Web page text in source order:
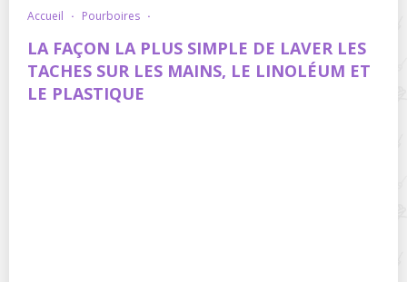
accueil · pourboires ·
LA FAÇON LA PLUS SIMPLE DE LAVER LES
TACHES SUR LES MAINS, LE LINOLÉUM ET
LE PLASTIQUE